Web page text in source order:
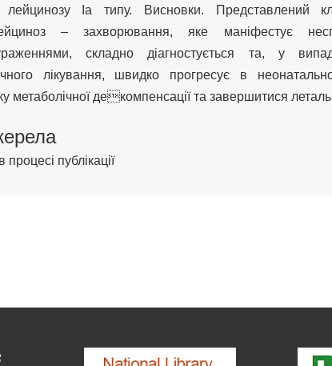
лейцинозу Iа типу. Висновки. Представлений
– захворювання, яке маніфестує
складно діагностується та, у
лікування, швидко прогресує в
метаболічної декомпенсації та завершитися
публікації